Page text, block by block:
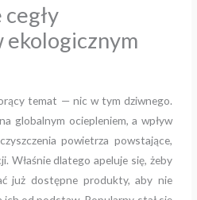
temat — nic w tym dziwnego.
globalnym ociepleniem, a wpływ
powietrza powstające,
Właśnie dlatego apeluje się, żeby
już dostępne produkty, aby nie